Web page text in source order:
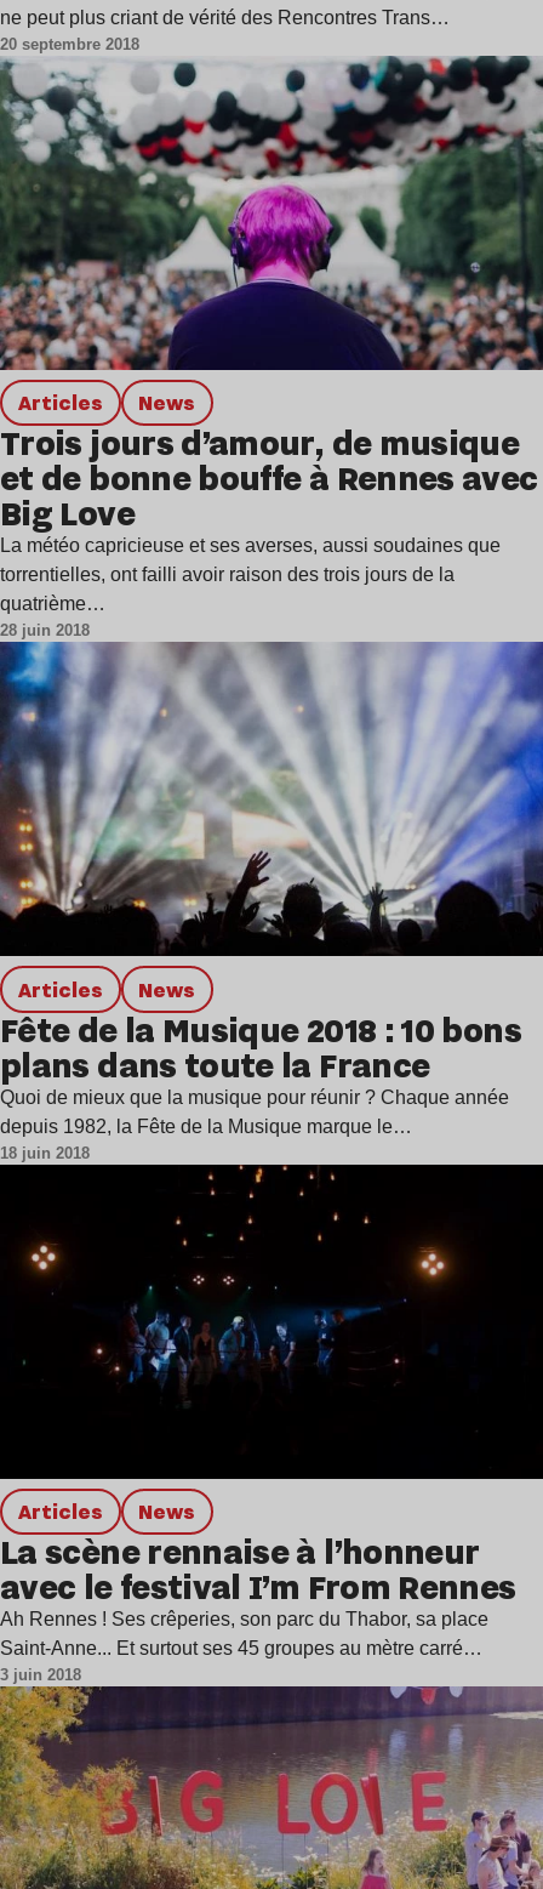
ne peut plus criant de vérité des Rencontres Trans…
20 septembre 2018
Articles news
Trois jours d’amour, de musique
et de bonne bouffe à Rennes avec
Big Love
La météo capricieuse et ses averses, aussi soudaines que
torrentielles, ont failli avoir raison des trois jours de la
quatrième…
28 juin 2018
Articles news
Fête de la Musique 2018 : 10 bons
plans dans toute la France
Quoi de mieux que la musique pour réunir ? Chaque année
depuis 1982, la Fête de la Musique marque le…
18 juin 2018
Articles news
La scène rennaise à l’honneur
avec le festival I’m From Rennes
Ah Rennes ! Ses crêperies, son parc du Thabor, sa place
Saint-Anne... Et surtout ses 45 groupes au mètre carré…
3 juin 2018